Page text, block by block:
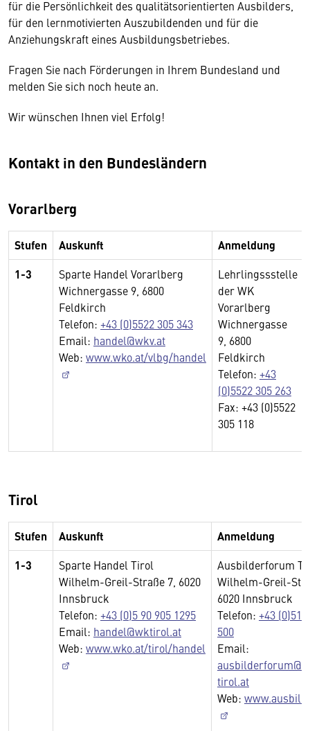
für die Persönlichkeit des qualitätsorientierten Ausbilders,
für den lernmotivierten Auszubildenden und für die
Anziehungskraft eines Ausbildungsbetriebes.
Fragen Sie nach Förderungen in Ihrem Bundesland und
melden Sie sich noch heute an.
Wir wünschen Ihnen viel Erfolg!
Kontakt in den Bundesländern
Vorarlberg
Stufen Auskunft
Anmeldung
1-3
Sparte Handel Vorarlberg
Wichnergasse 9, 6800
Feldkirch
Telefon: +43 (0)5522 305 343
Email: handel@wkv.at
Web: www.wko.at/vlbg/handel
Lehrlingssstelle
der WK
Vorarlberg
Wichnergasse
9, 6800
Feldkirch
Telefon: +43
(0)5522 305 263
Fax: +43 (0)5522
305 118
Tirol
Stufen Auskunft
Anmeldung
1-3
Sparte Handel Tirol
Wilhelm-Greil-Straße 7, 6020
Innsbruck
Telefon: +43 (0)5 90 905 1295
Email: handel@wktirol.at
Web: www.wko.at/tirol/handel
Ausbilderforum
Wilhelm-Greil-
6020 Innsbruck
Telefon: +43
500
Email:
tirol.at
Web: